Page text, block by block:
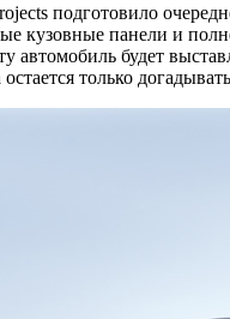
подготовило
кузовные панели и
автомобиль будет
только